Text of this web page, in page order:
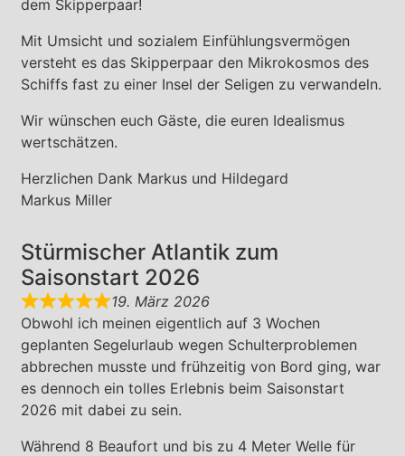
dem Skipperpaar!
Mit Umsicht und sozialem Einfühlungsvermögen
versteht es das Skipperpaar den Mikrokosmos des
Schiffs fast zu einer Insel der Seligen zu verwandeln.
Wir wünschen euch Gäste, die euren Idealismus
wertschätzen.
Herzlichen Dank Markus und Hildegard
Markus Miller
Stürmischer Atlantik zum
Saisonstart 2026
19. März 2026
Obwohl ich meinen eigentlich auf 3 Wochen
geplanten Segelurlaub wegen Schulterproblemen
abbrechen musste und frühzeitig von Bord ging, war
es dennoch ein tolles Erlebnis beim Saisonstart
2026 mit dabei zu sein.
Während 8 Beaufort und bis zu 4 Meter Welle für